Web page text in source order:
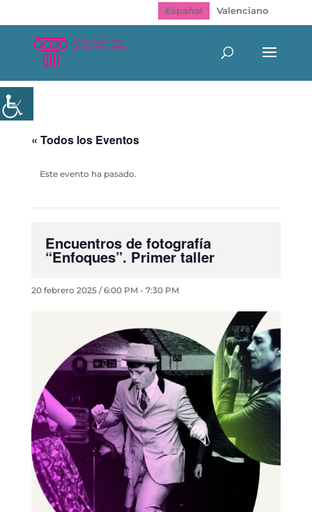
Español Valenciano
« Todos los Eventos
Este evento ha pasado.
Encuentros de fotografía
“Enfoques”. Primer taller
20 febrero 2025 / 6:00 PM- 7:30 PM